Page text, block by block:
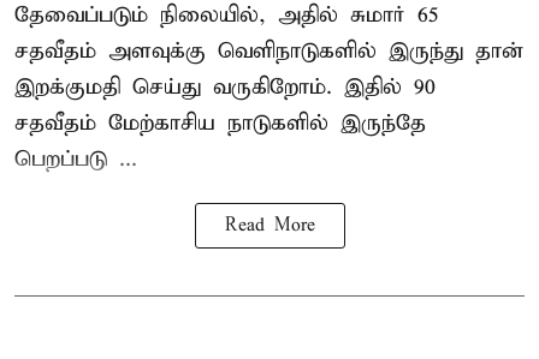
தேவைப்படும் நிலையில், அதில் சுமார் 65
சதவீதம் அளவுக்கு வெளிநாடுகளில் இருந்து தான்
இறக்குமதி செய்து வருகிறோம். இதில் 90
சதவீதம் மேற்காசிய நாடுகளில் இருந்தே
பெறப்படு ...
Read More